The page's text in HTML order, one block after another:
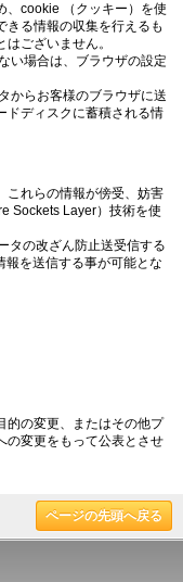
、cookie （クッキー）を使
きる情報の収集を行えるも
ございません。
い場合は、ブラウザの設定
からお客様のブラウザに送
ドディスクに蓄積される情
これらの情報が傍受、妨害
Sockets Layer）技術を使
タの改ざん防止送受信する
を送信する事が可能とな
的の変更、またはその他プ
の変更をもって公表とさせ
ページの先頭へ戻る